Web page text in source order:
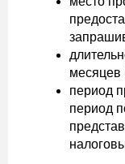
месяцев
период
период